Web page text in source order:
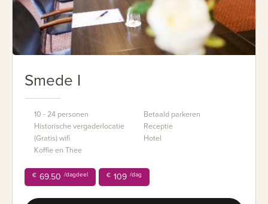
Smede I
10 - 24 personen
Historische vergaderlocatie
(Gratis) wifi
Koffie en Thee
Betaald parkeren
Receptie
Hotel
€ 69.50 /dagdeel € 109 /dag